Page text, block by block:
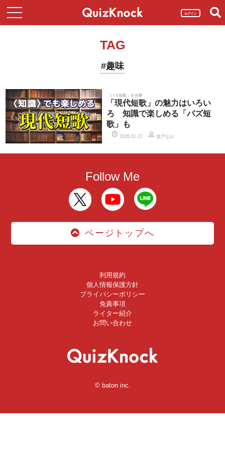
ログイン
TAG
#趣味
「バズ短歌」を分析
「現代短歌」の魅力はいろい
ろ 知識で楽しめる「バズ短
歌」も
2026.01.27 波戸なお
Follow Me
ページトップへ
利用規約
個人情報保護方針
プライバシーポリシー
免責事項
ライター紹介
お問い合わせ
© baton inc.